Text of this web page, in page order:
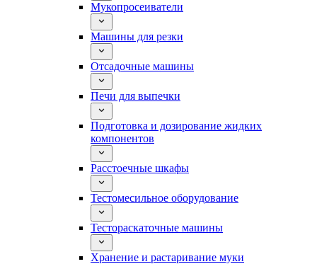
Мукопросеиватели
Машины для резки
Отсадочные машины
Печи для выпечки
Подготовка и дозирование жидких
компонентов
Расстоечные шкафы
Тестомесильное оборудование
Тестораскаточные машины
Хранение и растаривание муки